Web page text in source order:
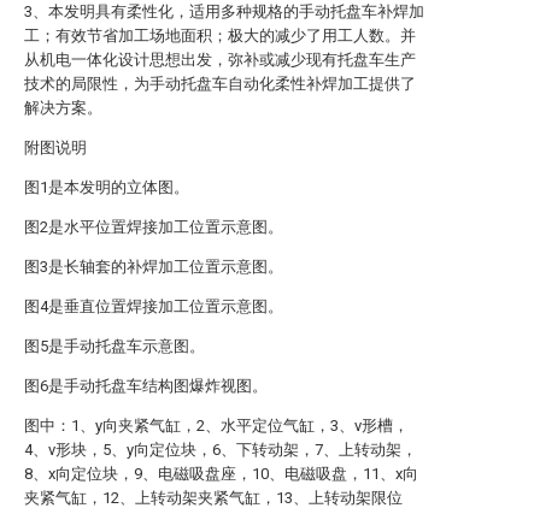
3、本发明具有柔性化，适用多种规格的手动托盘车补焊加
工；有效节省加工场地面积；极大的减少了用工人数。并
从机电一体化设计思想出发，弥补或减少现有托盘车生产
技术的局限性，为手动托盘车自动化柔性补焊加工提供了
解决方案。
附图说明
图1是本发明的立体图。
图2是水平位置焊接加工位置示意图。
图3是长轴套的补焊加工位置示意图。
图4是垂直位置焊接加工位置示意图。
图5是手动托盘车示意图。
图6是手动托盘车结构图爆炸视图。
图中：1、y向夹紧气缸，2、水平定位气缸，3、v形槽，
4、v形块，5、y向定位块，6、下转动架，7、上转动架，
8、x向定位块，9、电磁吸盘座，10、电磁吸盘，11、x向
夹紧气缸，12、上转动架夹紧气缸，13、上转动架限位